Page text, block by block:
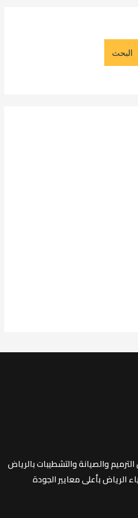
البحث
والصيانة والتشطيبات بالرياض
أحياء الرياض بأعلى معايير الجودة